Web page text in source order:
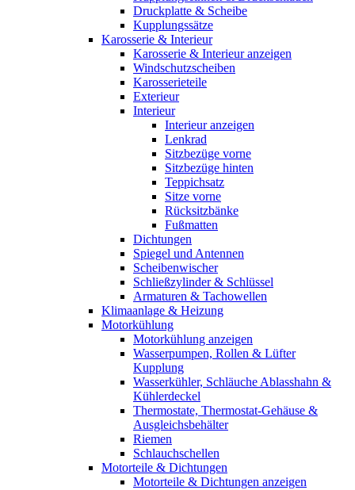
Druckplatte & Scheibe
Kupplungssätze
Karosserie & Interieur
Karosserie & Interieur anzeigen
Windschutzscheiben
Karosserieteile
Exterieur
Interieur
Interieur anzeigen
Lenkrad
Sitzbezüge vorne
Sitzbezüge hinten
Teppichsatz
Sitze vorne
Rücksitzbänke
Fußmatten
Dichtungen
Spiegel und Antennen
Scheibenwischer
Schließzylinder & Schlüssel
Armaturen & Tachowellen
Klimaanlage & Heizung
Motorkühlung
Motorkühlung anzeigen
Wasserpumpen, Rollen & Lüfter
Kupplung
Wasserkühler, Schläuche Ablasshahn &
Kühlerdeckel
Thermostate, Thermostat-Gehäuse &
Ausgleichsbehälter
Riemen
Schlauchschellen
Motorteile & Dichtungen
Motorteile & Dichtungen anzeigen